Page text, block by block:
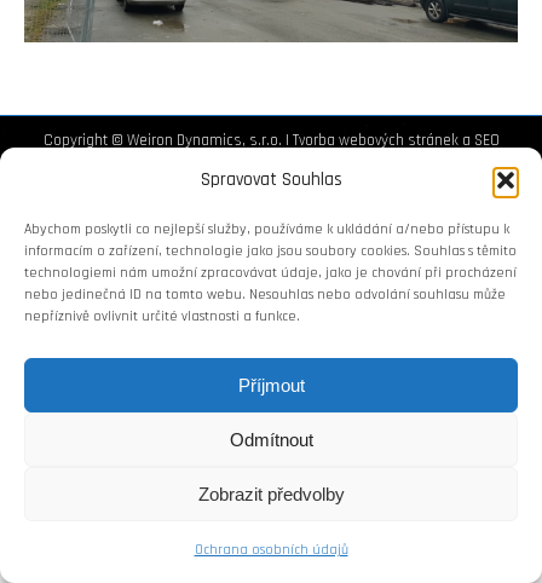
Spravovat Souhlas
Abychom poskytli co nejlepší služby, používáme k ukládání a/nebo přístupu k
informacím o zařízení, technologie jako jsou soubory cookies. Souhlas s těmito
technologiemi nám umožní zpracovávat údaje, jako je chování při procházení
nebo jedinečná ID na tomto webu. Nesouhlas nebo odvolání souhlasu může
nepříznivě ovlivnit určité vlastnosti a funkce.
Příjmout
Odmítnout
Zobrazit předvolby
Ochrana osobních údajů
Copyright © Weiron Dynamics, s.r.o. | Tvorba webových stráneka SEO